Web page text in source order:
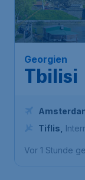
Georgien
Tbilisi
Amsterdam
Tiflis
Vor 1 Stunde